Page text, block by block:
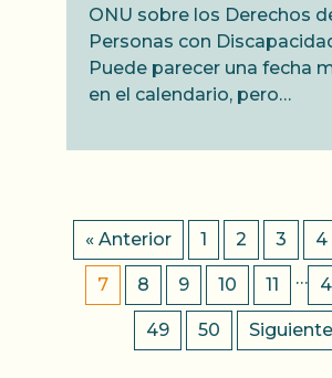
ONU sobre los Derechos
Personas con
Puede parecer una fecha
en el calendario, pero…
« Anterior 1 2 3 4
7 8 9 10 11 …
49 50